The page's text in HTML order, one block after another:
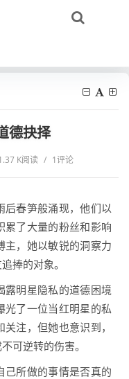
德抉择
K阅读 / 1评论
后春笋般涌现，他们以
累了大量的粉丝和影响
主，她以敏锐的洞察力
捧的对象。
露明星隐私的道德困境
光了一位当红明星的私
注，但她也意识到，
可逆转的伤害。
己所做的事情是否真的